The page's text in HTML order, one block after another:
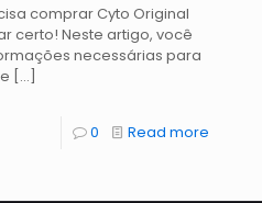
comprar Cyto Original
certo! Neste artigo, você
necessárias para
[…]
0 Read more